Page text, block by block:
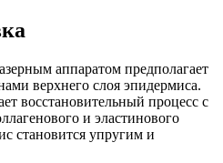
аппаратом предполагает
верхнего слоя эпидермиса.
восстановительный процесс с
и эластинового
становится упругим и